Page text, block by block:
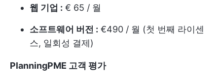
웹 기업 : € 65 / 월
소프트웨어 버전 : €490 / 월 (첫 번째 라이센
스, 일회성 결제)
PlanningPME 고객 평가